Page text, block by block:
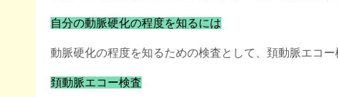
自分の動脈硬化の程度を知るには
動脈硬化の程度を知るための検査として、頚動脈エコ
頚動脈エコー検査